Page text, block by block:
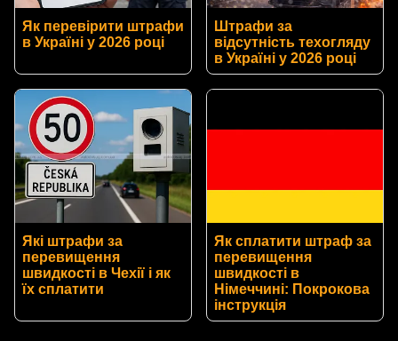
Як перевірити штрафи
в Україні у 2026 році
Штрафи за
відсутність техогляду
в Україні у 2026 році
Які штрафи за
перевищення
швидкості в Чехії і як
їх сплатити
Як сплатити штраф за
перевищення
швидкості в
Німеччині: Покрокова
інструкція